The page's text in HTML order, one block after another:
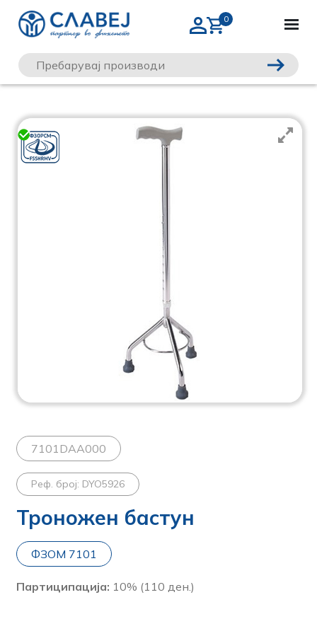
7101DAA000
Реф. број: DYO5926
Троножен бастун
ФЗОМ 7101
Партиципација: 10% (110 ден.)